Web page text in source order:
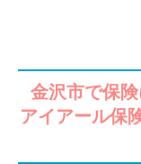
金沢市で保
アイアール保